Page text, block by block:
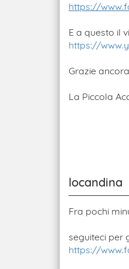
https://
E a questo il
https://
Grazie
La Piccola
locandina
Fra pochi
seguiteci per
https://